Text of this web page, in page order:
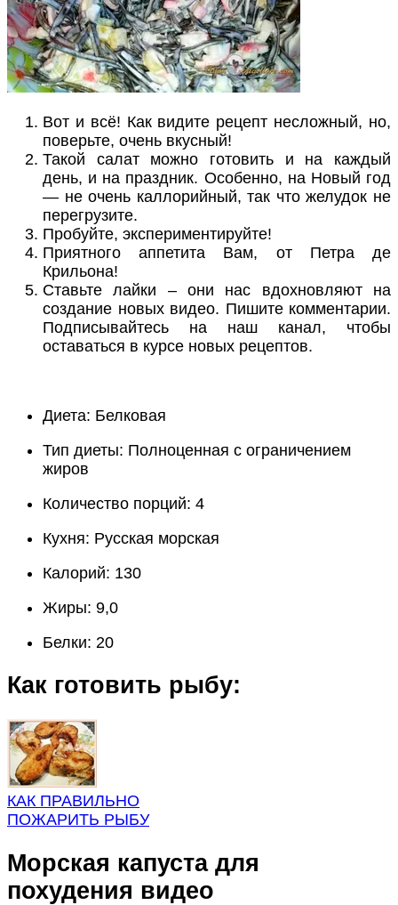
Вот и всё! Как видите рецепт несложный, но,
поверьте, очень вкусный!
Такой салат можно готовить и на каждый
день, и на праздник. Особенно, на Новый год
— не очень каллорийный, так что желудок не
перегрузите.
Пробуйте, экспериментируйте!
Приятного аппетита Вам, от Петра де
Крильона!
Ставьте лайки – они нас вдохновляют на
создание новых видео. Пишите комментарии.
Подписывайтесь на наш канал, чтобы
оставаться в курсе новых рецептов.
Диета: Белковая
Тип диеты: Полноценная с ограничением
жиров
Количество порций: 4
Кухня: Русская морская
Калорий: 130
Жиры: 9,0
Белки: 20
Как готовить рыбу:
КАК ПРАВИЛЬНО
ПОЖАРИТЬ РЫБУ
Морская капуста для
похудения видео